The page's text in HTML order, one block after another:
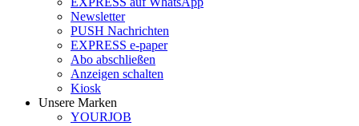
Newsletter
PUSH Nachrichten
EXPRESS e-paper
Abo abschließen
Anzeigen schalten
Kiosk
Unsere Marken
YOURJOB